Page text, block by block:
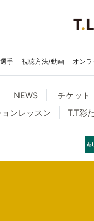
選手 視聴方法/動画 オン
NEWS チケット
ンレッスン
T.T彩